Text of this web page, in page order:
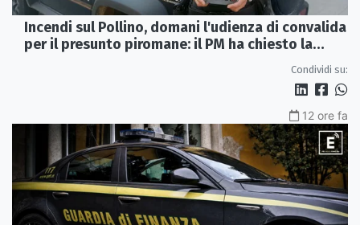
Incendi sul Pollino, domani l'udienza di convalida
per il presunto piromane: il PM ha chiesto la
Condividi su:
12 ore fa